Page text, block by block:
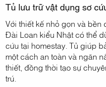
Tủ lưu trữ vật dụng sơ
Với thiết kế nhỏ gọn và bền
Đài Loan kiểu Nhật có thể
cứu tại homestay. Tủ giúp
một cách an toàn và ngăn
thiết, đồng thời tạo sự
trú.